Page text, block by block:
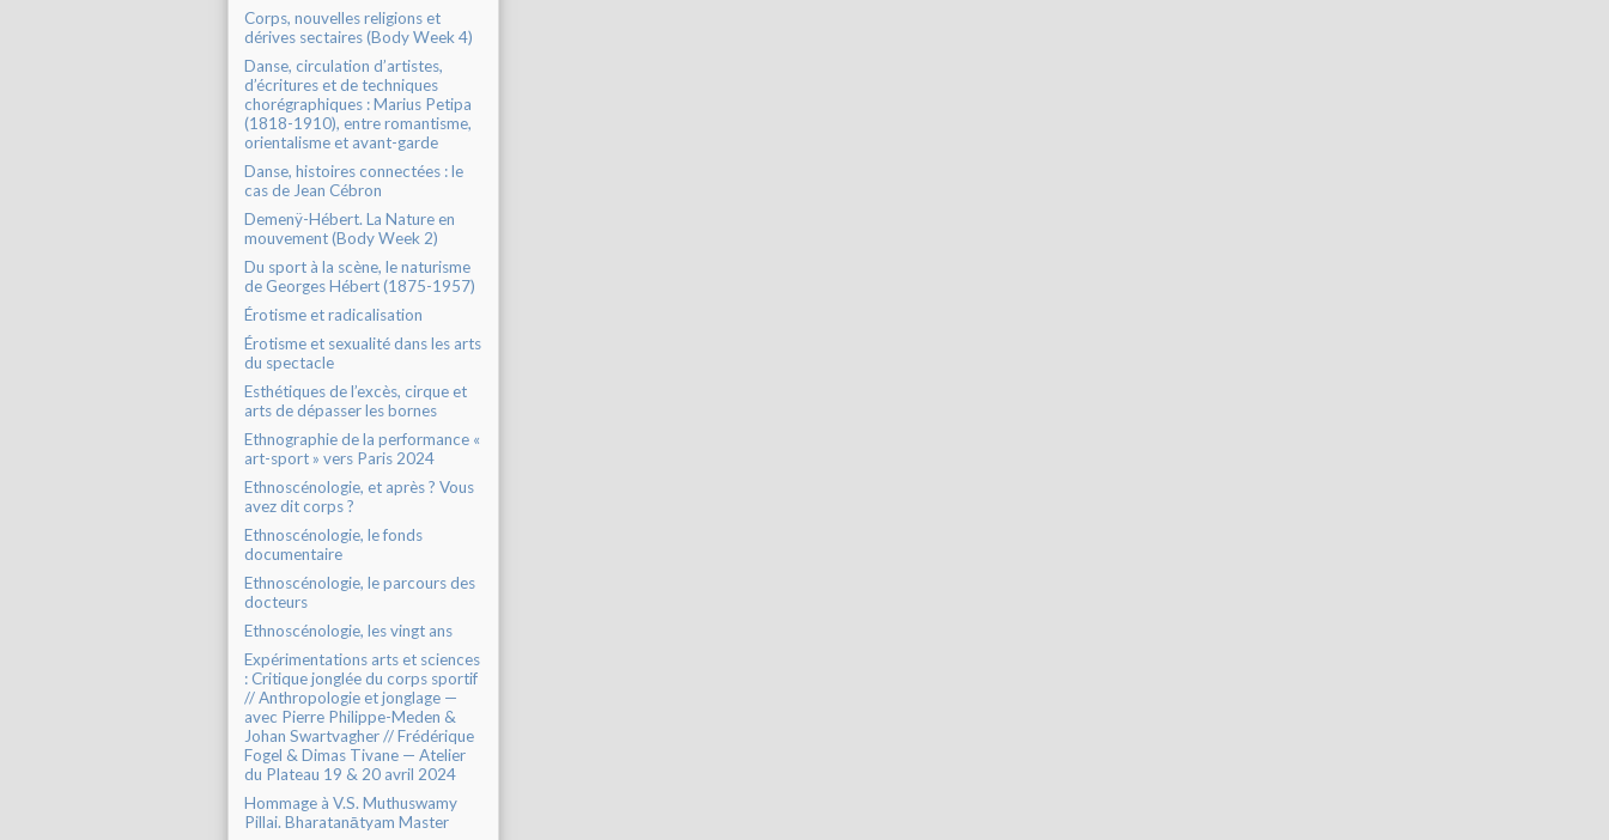
Corps, nouvelles religions et
dérives sectaires (Body Week 4)
Danse, circulation d’artistes,
d’écritures et de techniques
chorégraphiques : Marius Petipa
(1818-1910), entre romantisme,
orientalisme et avant-garde
Danse, histoires connectées : le
cas de Jean Cébron
Demenÿ-Hébert. La Nature en
mouvement (Body Week 2)
Du sport à la scène, le naturisme
de Georges Hébert (1875-1957)
Érotisme et radicalisation
Érotisme et sexualité dans les arts
du spectacle
Esthétiques de l’excès, cirque et
arts de dépasser les bornes
Ethnographie de la performance «
art-sport » vers Paris 2024
Ethnoscénologie, et après ? Vous
avez dit corps ?
Ethnoscénologie, le fonds
documentaire
Ethnoscénologie, le parcours des
docteurs
Ethnoscénologie, les vingt ans
Expérimentations arts et sciences
: Critique jonglée du corps sportif
// Anthropologie et jonglage —
avec Pierre Philippe-Meden &
Johan Swartvagher // Frédérique
Fogel & Dimas Tivane — Atelier
du Plateau 19 & 20 avril 2024
Hommage à V.S. Muthuswamy
Pillai. Bharatanātyam Master